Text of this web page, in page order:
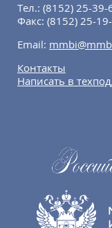
Тел.: (8152) 25-39-
Факс: (8152) 25-
Email:
Контакты
Написать в